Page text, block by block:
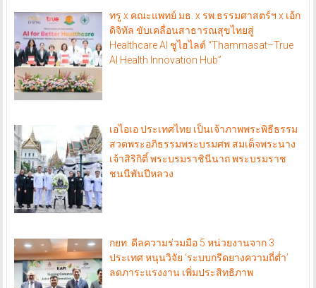
ทรู x คณะแพทย์ มธ. x รพ.ธรรมศาสตร์ฯ x เอ้ก
ดิจิทัล ขับเคลื่อนสาธารณสุขไทยสู่
Healthcare AI ชูไฮไลต์ “Thammasat–True
AI Health Innovation Hub”
เอไอเอ ประเทศไทย เป็นเจ้าภาพพระพิธีธรรม
สวดพระอภิธรรมพระบรมศพ สมเด็จพระนาง
เจ้าสิริกิติ์ พระบรมราชินีนาถ พระบรมราช
ชนนีพันปีหลวง
กยท. ดีลความร่วมมือ 5 หน่วยงานจาก 3
ประเทศ หนุนวิจัย ‘ระบบกรีดยางความถี่ต่ำ’
ลดภาระแรงงาน เพิ่มประสิทธิภาพ